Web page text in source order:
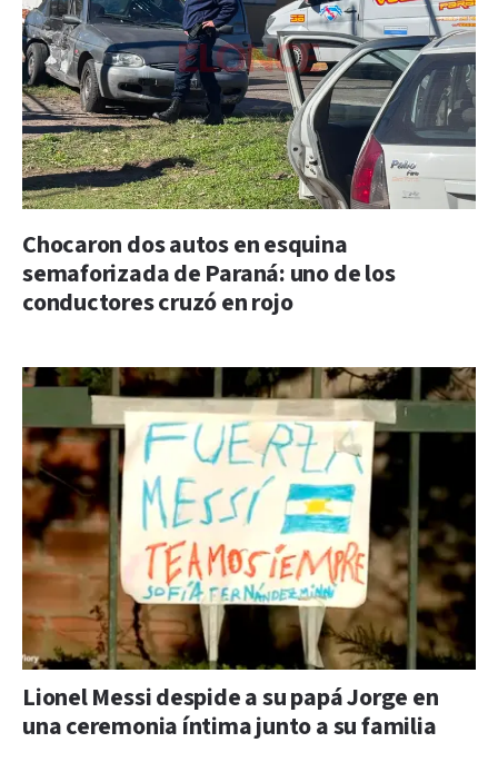
Chocaron dos autos en esquina
semaforizada de Paraná: uno de los
conductores cruzó en rojo
Lionel Messi despide a su papá Jorge en
una ceremonia íntima junto a su familia